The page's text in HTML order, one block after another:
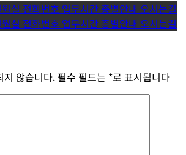
실 전화번호 업무시간 층별안내 오시는길
실 전화번호 업무시간 층별안내 오시는길
지 않습니다. 필수 필드는 *로 표시됩니다